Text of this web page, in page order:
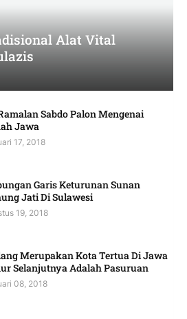
Alat Vital
Sabdo Palon Mengenai
Jawa
17, 2018
Garis Keturunan Sunan
Jati Di Sulawesi
19, 2018
Merupakan Kota Tertua Di Jawa
Selanjutnya Adalah Pasuruan
08, 2018